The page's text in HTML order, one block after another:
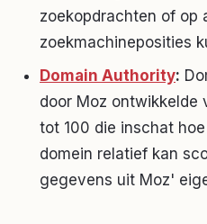
zoekopdrachten of op
zoekmachineposities
Domain Authority:
door Moz ontwikkelde
tot 100 die inschat
domein relatief kan
gegevens uit Moz'